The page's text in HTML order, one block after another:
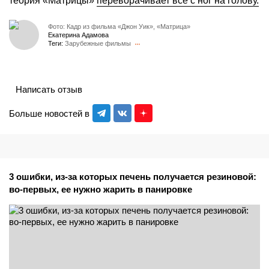
Фото: Кадр из фильма «Джон Уик», «Матрица»
Екатерина Адамова
Теги: Зарубежные фильмы
Больше новостей в
Написать отзыв
3 ошибки, из-за которых печень получается резиновой:
во-первых, ее нужно жарить в панировке